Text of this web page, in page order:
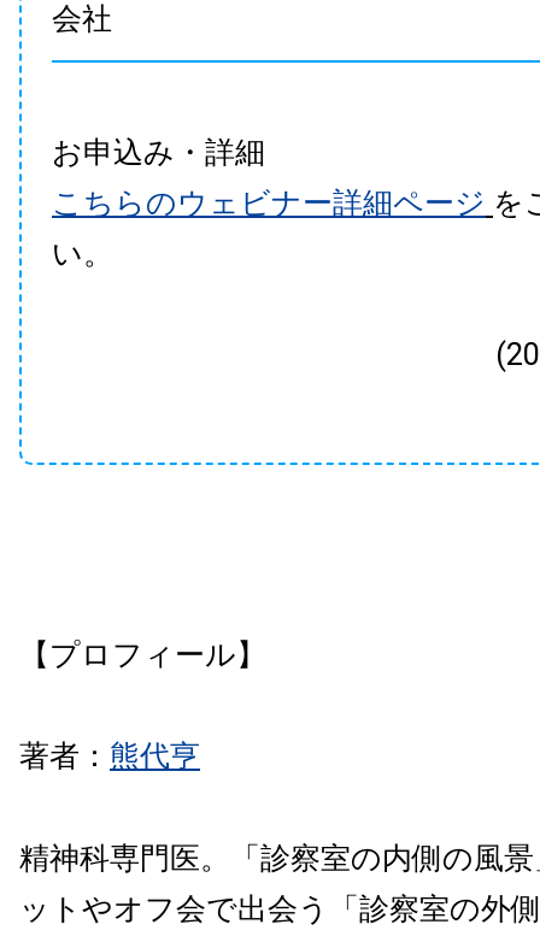
会社
お申込み・詳細
こちらのウェビナー詳細ページ を
い。
【プロフィール】
著者： 熊代亨
精神科専門医。「診察室の内側の風
ットやオフ会で出会う「診察室の外